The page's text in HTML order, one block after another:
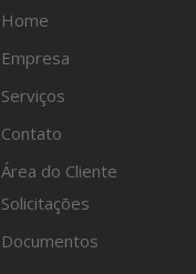
Home
Empresa
Serviços
Contato
Área do Cliente
Solicitações
Documentos